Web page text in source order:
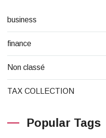
business
finance
Non classé
TAX COLLECTION
Popular Tags